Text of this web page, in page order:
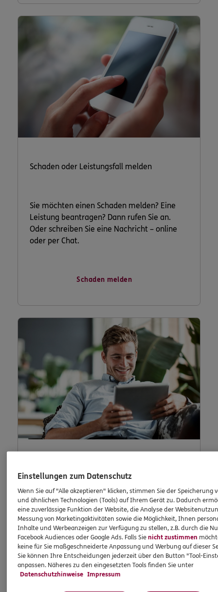
Schaden oder Leistungsfall melden
Sie möchten einen Schaden melden? Eine
Leistung beantragen? Dann rufen Sie an.
Oder schreiben Sie eine Nachricht – online
oder per Chat.
Schaden melden
Nutzen Sie unser sicheres Kontaktformular.
Einstellungen zum Datenschutz
Wenn Sie auf "Alle akzeptieren" klicken, stimmen Sie der Speicherung
und ähnlichen Technologien (Tools) auf Ihrem Gerät zu. Dadurch
eine zuverlässige Funktion der Website, die Analyse der
Messung von Marketingaktivitäten sowie die Möglichkeit, Ihnen
Inhalte und Werbeanzeigen zur Verfügung zu stellen, z.B. durch die
Facebook Audiences oder Google Ads. Falls Sienicht zustimmen
keine für Sie maßgeschneiderte Anpassung und Werbung auf dieser
Sie können Ihre Entscheidungen jederzeit über den Button "Tool-
anpassen. Näheres zu den eingesetzten Tools finden Sie unter
Datenschutzhinweise Impressum